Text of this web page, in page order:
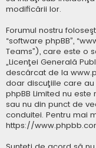
modificării lor.
Forumul nostru
“software phpBB”,
Teams”), care este o
„Licenţei Generală
descărcat de la
doar discuţiile care
phpBB Limited nu
sau nu din punct de
conduitei. Pentru mai
https://